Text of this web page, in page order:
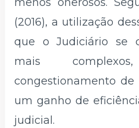
(2016), a utilização
que o Judiciário se
mais
congestionamento de
um ganho de
judicial.